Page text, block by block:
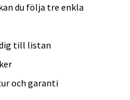
du följa tre enkla
till listan
och garanti